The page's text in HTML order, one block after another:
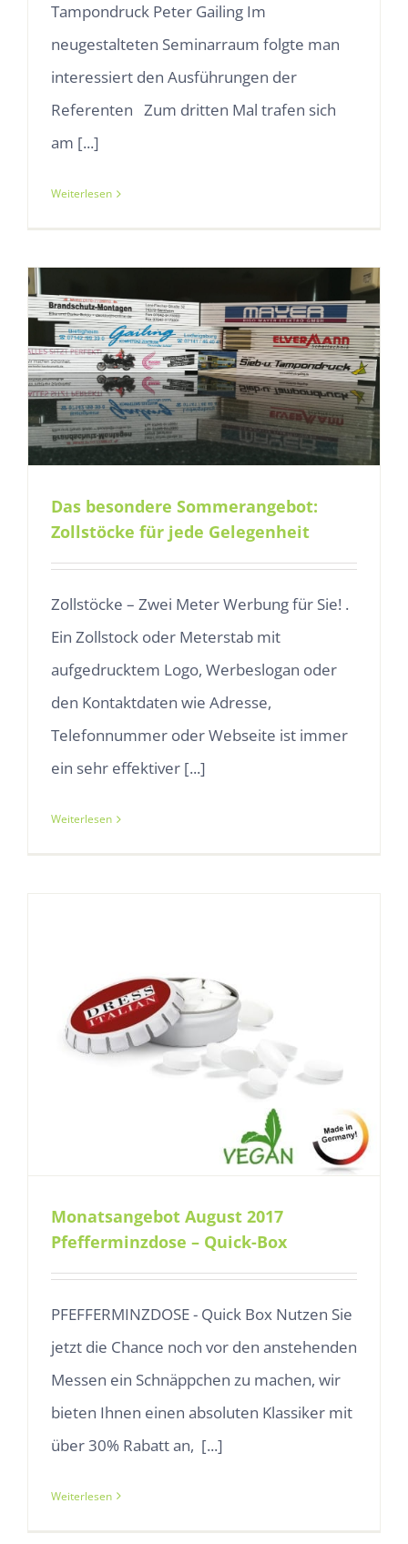
Tampondruck Peter Gailing Im
neugestalteten Seminarraum folgte man
interessiert den Ausführungen der
Referenten Zum dritten Mal trafen sich
am [...]
Weiterlesen
Das besondere Sommerangebot:
Zollstöcke für jede Gelegenheit
Zollstöcke – Zwei Meter Werbung für Sie! .
Ein Zollstock oder Meterstab mit
aufgedrucktem Logo, Werbeslogan oder
den Kontaktdaten wie Adresse,
Telefonnummer oder Webseite ist immer
ein sehr effektiver [...]
Weiterlesen
Monatsangebot August 2017
Pfefferminzdose – Quick-Box
PFEFFERMINZDOSE - Quick Box Nutzen Sie
jetzt die Chance noch vor den anstehenden
Messen ein Schnäppchen zu machen, wir
bieten Ihnen einen absoluten Klassiker mit
über 30% Rabatt an, [...]
Weiterlesen